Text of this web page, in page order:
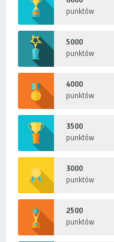
punktów
5000
punktów
4000
punktów
3500
punktów
3000
punktów
2500
punktów